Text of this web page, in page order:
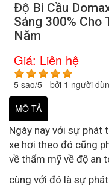
Độ Bi Cầu
Sáng 300% Cho
Năm
Giá: Liên hệ
5 sao/5 - bởi 1 người
MÔ TẢ
Ngày nay với sự phát
xe hơi theo đó cũng
về thẩm mỹ về độ an
cùng với đó là sự